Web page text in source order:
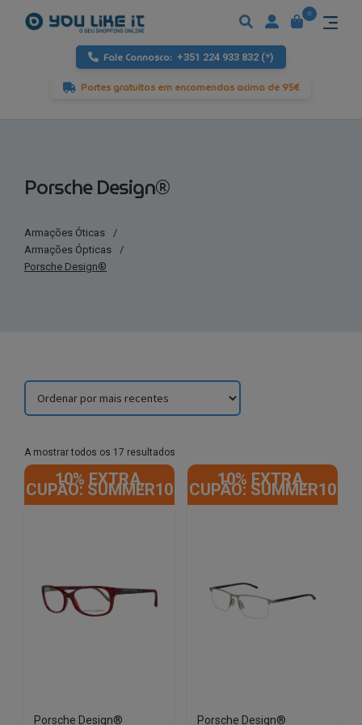
Fale Connosco: +351 224 933 832 (*)
Portes gratuitos em encomendas acima de 95€
0
Porsche Design®
Armações Óticas
/
Armações Ópticas
/
Porsche Design®
A mostrar todos os 17 resultados
latest
10% EXTRA,
CUPÃO: SUMMER10
Porsche Design®
10% EXTRA,
CUPÃO: SUMMER10
Porsche Design®